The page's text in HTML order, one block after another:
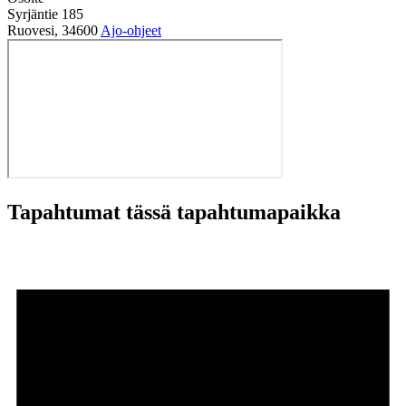
Syrjäntie 185
Ruovesi, 34600 Ajo-ohjeet
Tapahtumat tässä tapahtumapaikka